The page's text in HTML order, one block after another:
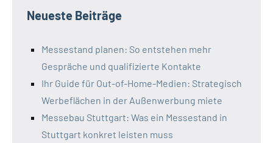
Neueste Beiträge
Messestand planen: So entstehen mehr
Gespräche und qualifizierte Kontakte
Ihr Guide für Out-of-Home-Medien: Strategisch
Werbeflächen in der Außenwerbung miete
Messebau Stuttgart: Was ein Messestand in
Stuttgart konkret leisten muss